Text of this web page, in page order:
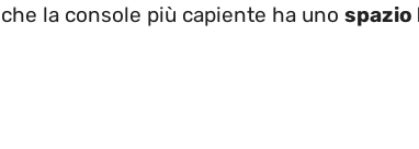
la console più capiente ha uno spazio